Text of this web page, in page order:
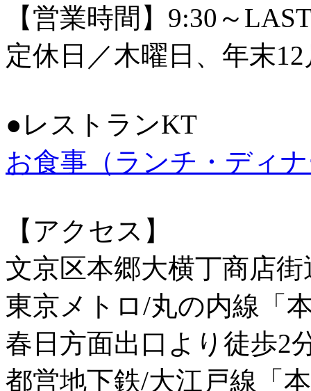
【営業時間】9:30～
定休日／木曜日、年末
●レストランKT
お食事（ランチ・ディ
【アクセス】
文京区本郷大横丁商店
東京メトロ/丸の内線「
春日方面出口より徒歩2
都営地下鉄/大江戸線「